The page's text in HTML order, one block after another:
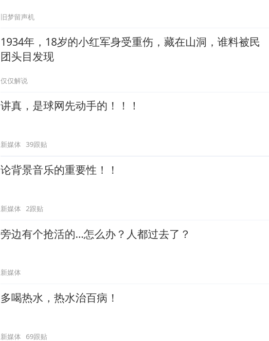
旧梦留声机
1934年，18岁的小红军身受重伤，藏在山洞，谁料被民
团头目发现
仅仅解说
讲真，是球网先动手的！！！
新媒体 39跟贴
论背景音乐的重要性！！
新媒体 2跟贴
旁边有个抢活的…怎么办？人都过去了？
新媒体
多喝热水，热水治百病！
新媒体 69跟贴